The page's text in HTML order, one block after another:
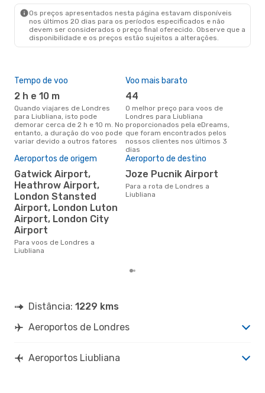
Os preços apresentados nesta página estavam disponíveis
nos últimos 20 dias para os períodos especificados e não
devem ser considerados o preço final oferecido. Observe que a
disponibilidade e os preços estão sujeitos a alterações.
Tempo de voo
2 h e 10 m
Quando viajares de Londres
para Liubliana, isto pode
demorar cerca de 2 h e 10 m. No
entanto, a duração do voo pode
variar devido a outros fatores
Voo mais barato
44
O melhor preço para voos de
Londres para Liubliana
proporcionados pela eDreams,
que foram encontrados pelos
nossos clientes nos últimos 3
dias
Aeroportos de origem
Gatwick Airport,
Heathrow Airport,
London Stansted
Airport, London Luton
Airport, London City
Airport
Para voos de Londres a
Liubliana
Aeroporto de destino
Joze Pucnik Airport
Para a rota de Londres a
Liubliana
Distância: 1229 kms
Aeroportos de Londres
Aeroportos Liubliana